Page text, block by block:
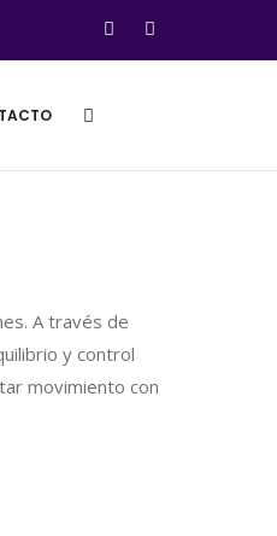
A través de
y control
movimiento con